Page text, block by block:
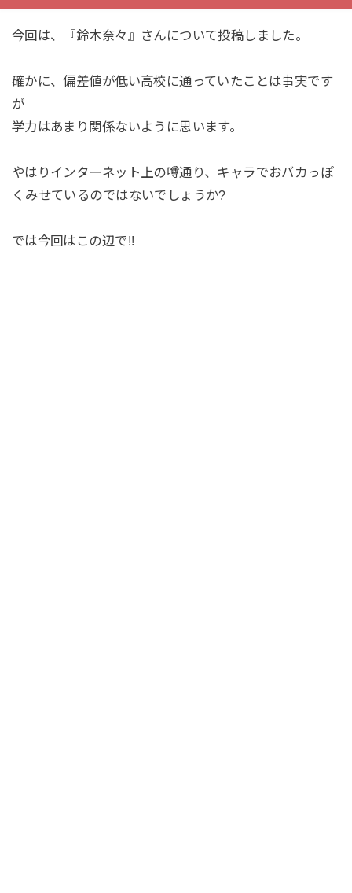
今回は、『鈴木奈々』さんについて投稿しました。
確かに、偏差値が低い高校に通っていたことは事実です
が
学力はあまり関係ないように思います。
やはりインターネット上の噂通り、キャラでおバカっぽ
くみせているのではないでしょうか?
では今回はこの辺で!!